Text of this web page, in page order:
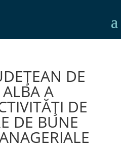
DE
ALBA A
DE
DE BUNE